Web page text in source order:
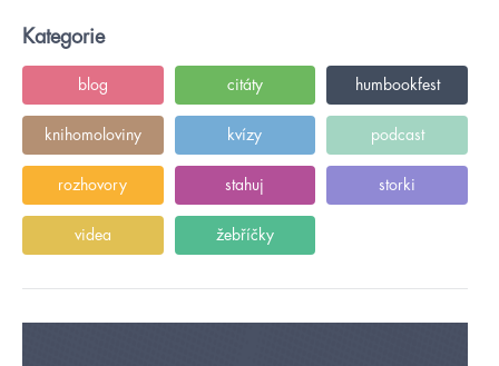
Kategorie
blog citáty humbookfest
knihomoloviny kvízy podcast
rozhovory stahuj storki
videa žebříčky